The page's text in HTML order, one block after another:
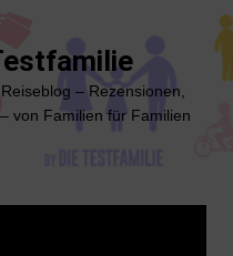
– Rezensionen,
von Familien für Familien